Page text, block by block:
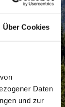
Über Cookies
Daten
und zur